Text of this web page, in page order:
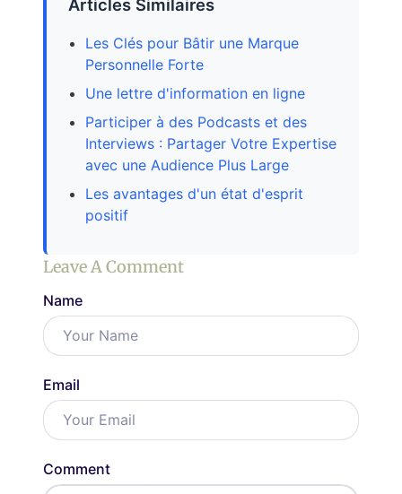
Articles Similaires
Les Clés pour Bâtir une Marque
Personnelle Forte
Une lettre d'information en ligne
Participer à des Podcasts et des
Interviews : Partager Votre Expertise
avec une Audience Plus Large
Les avantages d'un état d'esprit
positif
Leave A Comment
Name
Email
Comment